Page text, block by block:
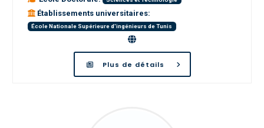
Établissements universitaires:
École Nationale Supérieure d'ingénieurs de Tunis
Plus de détails